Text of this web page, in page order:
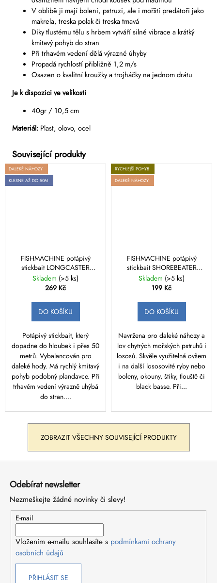
V oblibě ji mají boleni, pstruzi, ale i mořští predátoři jako
makrela, treska polak či treska tmavá
Díky tlustému tělu s hrbem vytváří silné vibrace a krátký
kmitavý pohyb do stran
Při trhavém vedení dělá výrazné úhyby
Propadá rychlostí přibližně 1,2 m/s
Osazen o kvalitní kroužky a trojháčky na jednom drátu
Je k dispozici ve velikosti
40gr / 10,5 cm
Materiál: Plast, olovo, ocel
DALEKÉ NÁHOZY
KLESNE AŽ DO 50M
FISHMACHINE potápivý
stickbait LONGCASTER
modrá 40gr / 10,5cm
Skladem (>5 ks)
269 Kč
DO KOŠÍKU
Potápivý stickbait, který
dopadne do hloubek i přes 50
metrů. Vybalancován pro
daleké hody. Má rychlý kmitavý
pohyb podobný plandavce. Při
trhavém vedení výrazně uhýbá
do stran....
RYCHLEJŠÍ POHYB
DALEKÉ NÁHOZY
FISHMACHINE potápivý
stickbait SHOREBEATER
hnědá 15gr / 9cm
Skladem (>5 ks)
199 Kč
DO KOŠÍKU
Navržena pro daleké náhozy a
lov chytrých mořských pstruhů i
lososů. Skvěle využitelná ovšem
i na další lososovité ryby nebo
boleny, okouny, štiky, tlouště či
black basse. Při...
ZOBRAZIT VŠECHNY SOUVISEJÍCÍ PRODUKTY
Z
Odebírat newsletter
Nezmeškejte žádné novinky či slevy!
E-mail
Vložením e-mailu souhlasíte s podmínkami ochrany
osobních údajů
PŘIHLÁSIT SE